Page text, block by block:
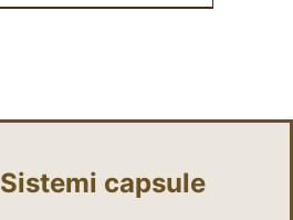
Sistemi capsule